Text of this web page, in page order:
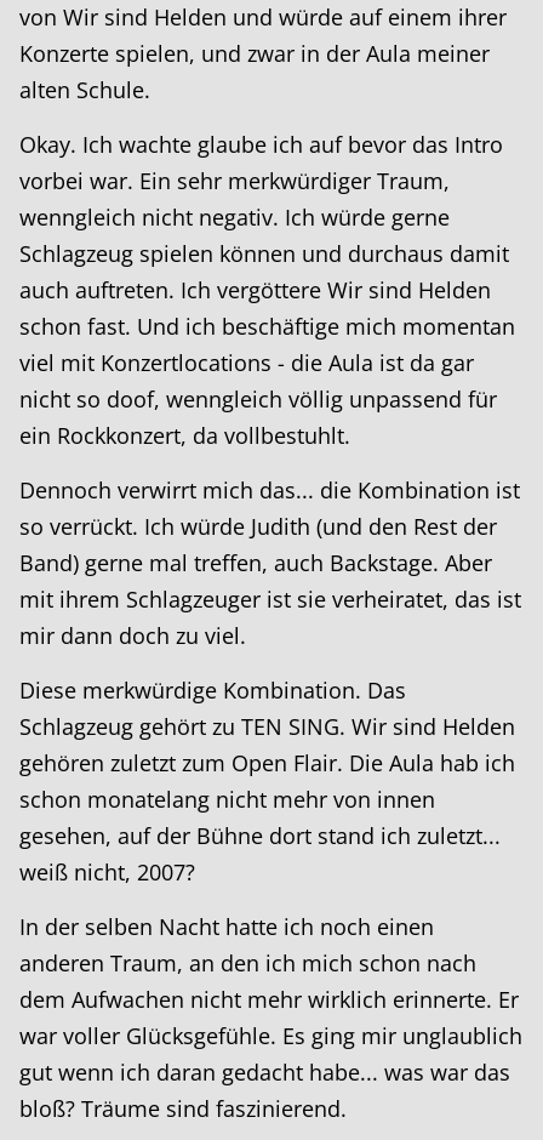
von Wir sind Helden und würde auf einem ihrer
Konzerte spielen, und zwar in der Aula meiner
alten Schule.
Okay. Ich wachte glaube ich auf bevor das Intro
vorbei war. Ein sehr merkwürdiger Traum,
wenngleich nicht negativ. Ich würde gerne
Schlagzeug spielen können und durchaus damit
auch auftreten. Ich vergöttere Wir sind Helden
schon fast. Und ich beschäftige mich momentan
viel mit Konzertlocations - die Aula ist da gar
nicht so doof, wenngleich völlig unpassend für
ein Rockkonzert, da vollbestuhlt.
Dennoch verwirrt mich das... die Kombination ist
so verrückt. Ich würde Judith (und den Rest der
Band) gerne mal treffen, auch Backstage. Aber
mit ihrem Schlagzeuger ist sie verheiratet, das ist
mir dann doch zu viel.
Diese merkwürdige Kombination. Das
Schlagzeug gehört zu TEN SING. Wir sind Helden
gehören zuletzt zum Open Flair. Die Aula hab ich
schon monatelang nicht mehr von innen
gesehen, auf der Bühne dort stand ich zuletzt...
weiß nicht, 2007?
In der selben Nacht hatte ich noch einen
anderen Traum, an den ich mich schon nach
dem Aufwachen nicht mehr wirklich erinnerte. Er
war voller Glücksgefühle. Es ging mir unglaublich
gut wenn ich daran gedacht habe... was war das
bloß? Träume sind faszinierend.